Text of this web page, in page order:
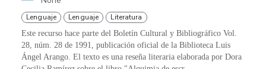
Lenguaje Lenguaje Literatura
Este recurso hace parte del Boletín Cultural y Bibliográfico Vol.
28, núm. 28 de 1991, publicación oficial de la Biblioteca Luis
Ángel Arango. El texto es una reseña literaria elaborada por Dora